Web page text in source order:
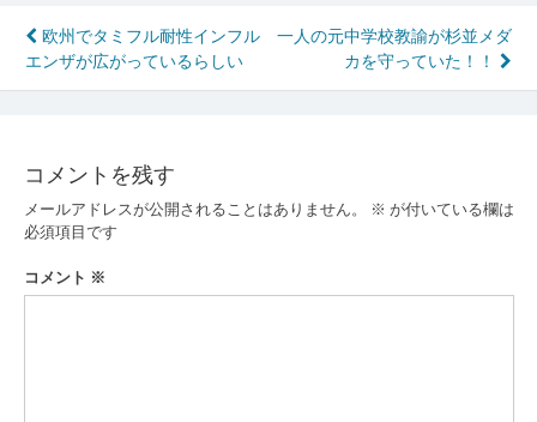
投
稿
ビ
ゲ
ー
シ
欧州でタミフル耐性インフル
エンザが広がっているらしい
一人の元中学校教諭が杉並メダ
カを守っていた！！
コメントを残す
メールアドレスが公開されることはありません。 ※ が付いている欄は
必須項目です
コメント ※